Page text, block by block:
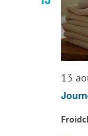
13